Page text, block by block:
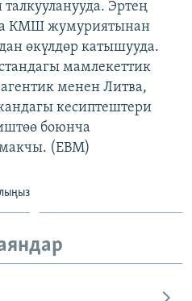
Эртең
КМШ жумуриятынан
өкүлдөр катышууда.
мамлекеттик
менен Литва,
кесиптештери
боюнча
(EBM)